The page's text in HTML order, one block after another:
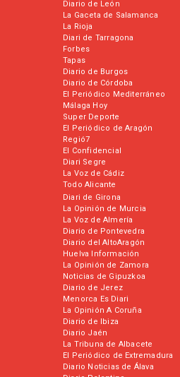
Diario de León
La Gaceta de Salamanca
La Rioja
Diari de Tarragona
Forbes
Tapas
Diario de Burgos
Diario de Córdoba
El Periódico Mediterráneo
Málaga Hoy
Super Deporte
El Periódico de Aragón
Regió7
El Confidencial
Diari Segre
La Voz de Cádiz
Todo Alicante
Diari de Girona
La Opinión de Murcia
La Voz de Almería
Diario de Pontevedra
Diario del AltoAragón
Huelva Información
La Opinión de Zamora
Noticias de Gipuzkoa
Diario de Jerez
Menorca Es Diari
La Opinión A Coruña
Diario de Ibiza
Diario Jaén
La Tribuna de Albacete
El Periódico de Extremadura
Diario Noticias de Álava